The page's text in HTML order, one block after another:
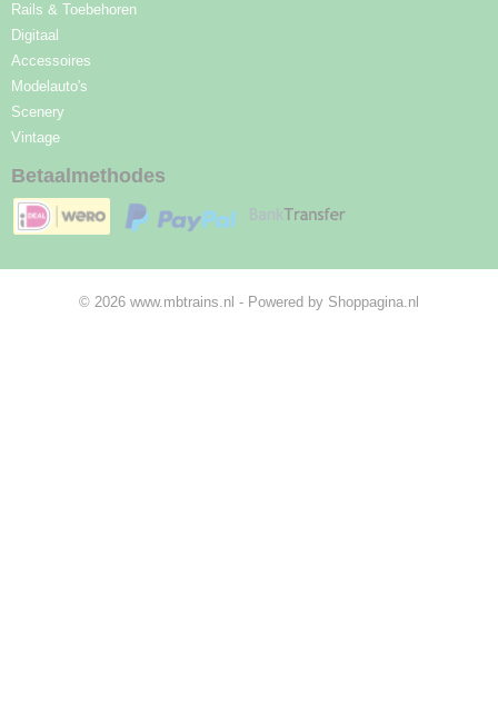
Rails & Toebehoren
Digitaal
Accessoires
Modelauto's
Scenery
Vintage
Betaalmethodes
© 2026 www.mbtrains.nl - Powered by Shoppagina.nl